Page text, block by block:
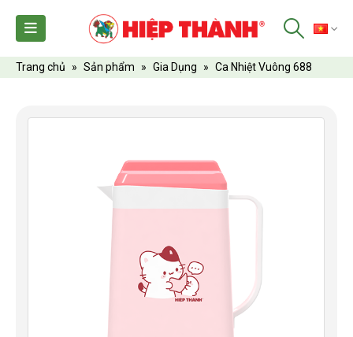
Trang chủ » Sản phẩm » Gia Dụng » Ca Nhiệt Vuông 688